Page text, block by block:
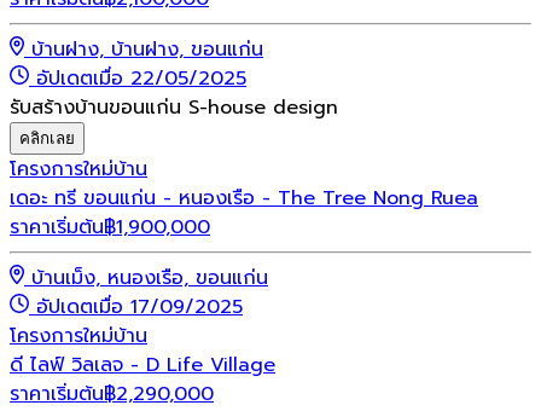
บ้านฝาง, บ้านฝาง, ขอนแก่น
อัปเดตเมื่อ 22/05/2025
รับสร้างบ้านขอนแก่น S-house design
คลิกเลย
โครงการใหม่บ้าน
เดอะ ทรี ขอนแก่น - หนองเรือ - The Tree Nong Ruea
ราคาเริ่มต้น฿1,900,000
บ้านเม็ง, หนองเรือ, ขอนแก่น
อัปเดตเมื่อ 17/09/2025
โครงการใหม่บ้าน
ดี ไลฟ์ วิลเลจ - D Life Village
ราคาเริ่มต้น฿2,290,000